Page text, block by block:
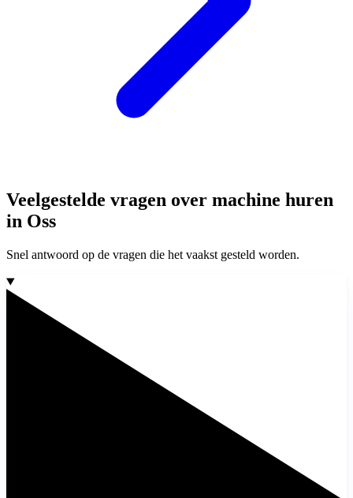
Veelgestelde vragen over machine huren
in Oss
Snel antwoord op de vragen die het vaakst gesteld worden.